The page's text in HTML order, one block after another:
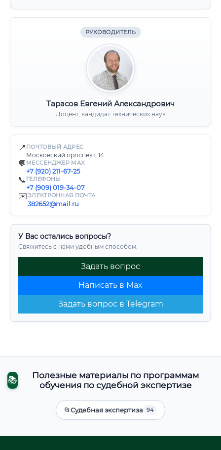
РУКОВОДИТЕЛЬ
Тарасов Евгений Александрович
Доцент, кандидат технических наук
📍 ПОЧТОВЫЙ АДРЕС
Московский проспект, 14
💬 МЕССЕНДЖЕР MAX
+7 (920) 211-67-25
📞ТЕЛЕФОНЫ
+7 (909) 019-34-07
✉️ЭЛЕКТРОННАЯ ПОЧТА
382652@mail.ru
У Вас остались вопросы?
Свяжитесь с нами удобным способом:
Задать вопрос
Написать в Max
Задать вопрос в Telegram
📚
Полезные материалы по программам
обучения по судебной экспертизе
📂Судебная экспертиза 94